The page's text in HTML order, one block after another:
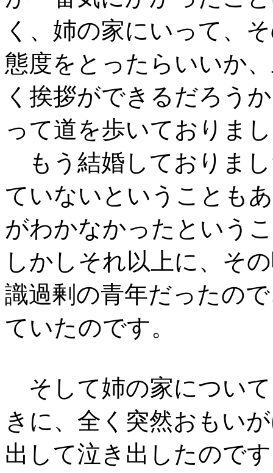
く、姉の家にいって、
態度をとったらいいか
く挨拶ができるだろう
って道を歩いておりま
もう結婚しておりま
ていないということも
がわかなかったという
しかしそれ以上に、そ
識過剰の青年だったの
ていたのです。
そして姉の家につい
きに、全く突然おもい
出して泣き出したので